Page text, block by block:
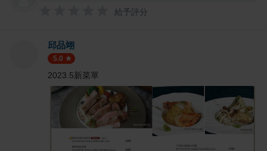
給予評分
邱品翊
5.0
2023.5新菜單